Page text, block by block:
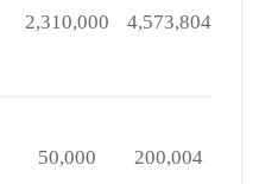
2,310,000 4,573,804
50,000 200,004